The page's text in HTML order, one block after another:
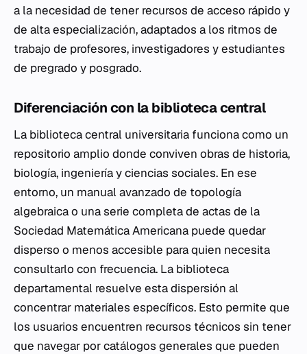
a la necesidad de tener recursos de acceso rápido y
de alta especialización, adaptados a los ritmos de
trabajo de profesores, investigadores y estudiantes
de pregrado y posgrado.
Diferenciación con la biblioteca central
La biblioteca central universitaria funciona como un
repositorio amplio donde conviven obras de historia,
biología, ingeniería y ciencias sociales. En ese
entorno, un manual avanzado de topología
algebraica o una serie completa de actas de la
Sociedad Matemática Americana puede quedar
disperso o menos accesible para quien necesita
consultarlo con frecuencia. La biblioteca
departamental resuelve esta dispersión al
concentrar materiales específicos. Esto permite que
los usuarios encuentren recursos técnicos sin tener
que navegar por catálogos generales que pueden